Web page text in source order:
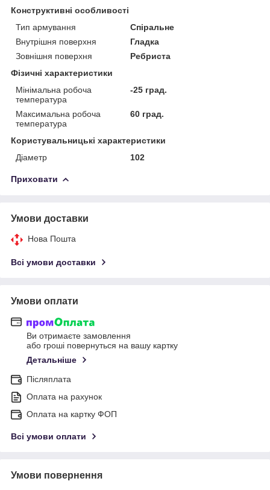
Конструктивні особливості
Тип армування
Спіральне
Внутрішня поверхня
Гладка
Зовнішня поверхня
Ребриста
Фізичні характеристики
Мінімальна робоча
температура
-25 град.
Максимальна робоча
температура
60 град.
Користувальницькі характеристики
Діаметр
102
Приховати
Умови доставки
Нова Пошта
Всі умови доставки
Умови оплати
Ви отримаєте замовлення
або гроші повернуться на вашу картку
Детальніше
Післяплата
Оплата на рахунок
Оплата на картку ФОП
Всі умови оплати
Умови повернення